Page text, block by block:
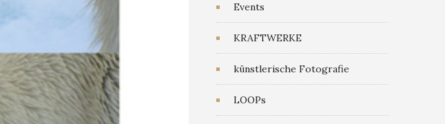
Events
KRAFTWERKE
künstlerische Fotografie
LOOPs